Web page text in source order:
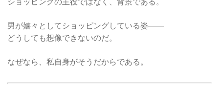
ショッピングの主役ではなく、背景である。
男が嬉々としてショッピングしている姿——
どうしても想像できないのだ。
なぜなら、私自身がそうだからである。